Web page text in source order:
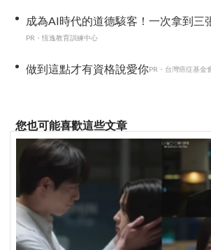
成為AI時代的道德駭客！一次拿到三
PR・恆逸教育訓練中心
做到這點才有資格說愛你PR・台灣癌症基金
您也可能喜歡這些文章